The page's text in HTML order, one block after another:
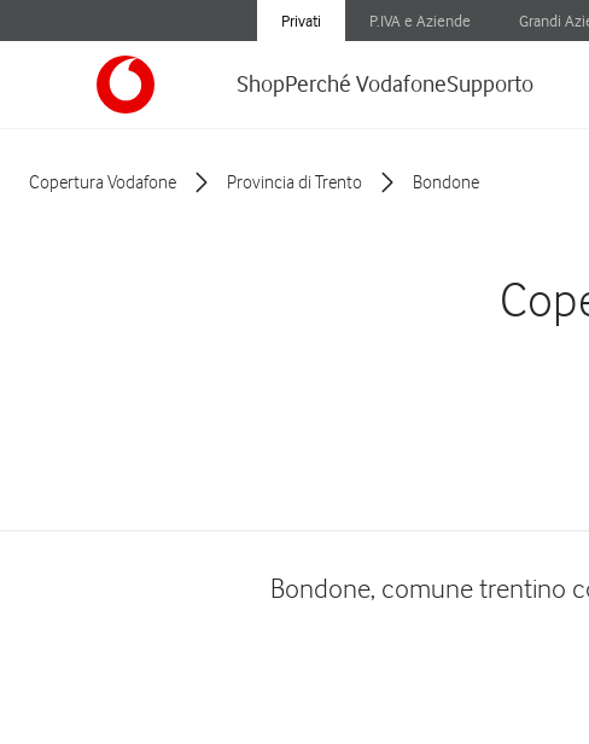
Privati P.IVA e Aziende Grandi
ShopPerché VodafoneSupporto
Copertura Vodafone Provincia di Trento Bondone
Bondone, comune trentino